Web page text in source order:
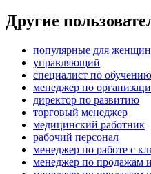
Другие
популярные для женщин
управляющий
специалист по
менеджер по
директор по развитию
торговый менеджер
медицинский работник
рабочий персонал
менеджер по работе с
менеджер по продажам